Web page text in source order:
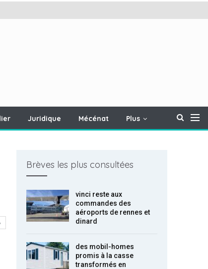
Juridique Mécénat Plus
Brèves les plus consultées
vinci reste aux
commandes des
aéroports de rennes et
dinard
des mobil-homes
promis à la casse
transformés en